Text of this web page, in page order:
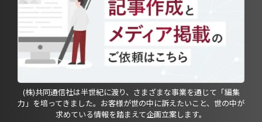
(株)共同通信社は半世紀に渡り、さまざまな事業を通じて「編集
力」を培ってきました。お客様が世の中に訴えたいこと、世の中が
求めている情報を踏まえて企画立案します。